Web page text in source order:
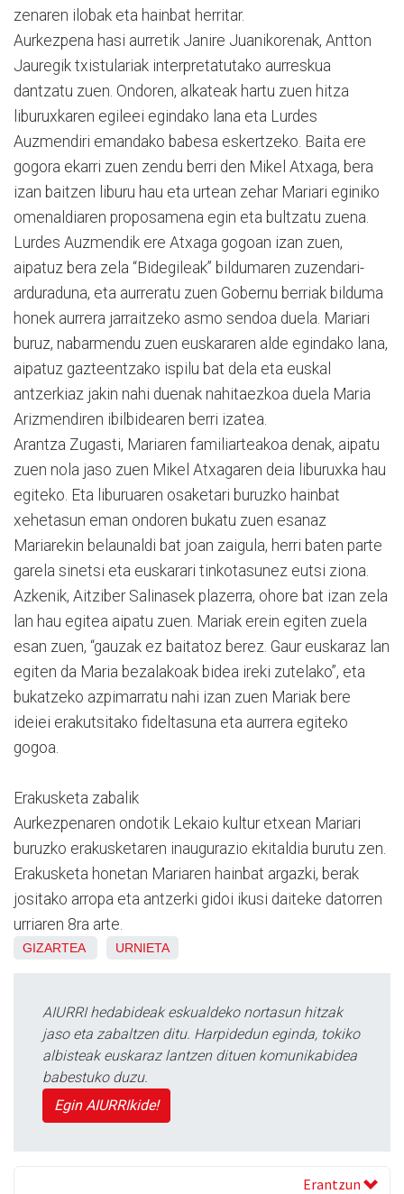
zenaren ilobak eta hainbat herritar.
Aurkezpena hasi aurretik Janire Juanikorenak, Antton
Jauregik txistulariak interpretatutako aurreskua
dantzatu zuen. Ondoren, alkateak hartu zuen hitza
liburuxkaren egileei egindako lana eta Lurdes
Auzmendiri emandako babesa eskertzeko. Baita ere
gogora ekarri zuen zendu berri den Mikel Atxaga, bera
izan baitzen liburu hau eta urtean zehar Mariari eginiko
omenaldiaren proposamena egin eta bultzatu zuena.
Lurdes Auzmendik ere Atxaga gogoan izan zuen,
aipatuz bera zela “Bidegileak” bildumaren zuzendari-
arduraduna, eta aurreratu zuen Gobernu berriak bilduma
honek aurrera jarraitzeko asmo sendoa duela. Mariari
buruz, nabarmendu zuen euskararen alde egindako lana,
aipatuz gazteentzako ispilu bat dela eta euskal
antzerkiaz jakin nahi duenak nahitaezkoa duela Maria
Arizmendiren ibilbidearen berri izatea.
Arantza Zugasti, Mariaren familiarteakoa denak, aipatu
zuen nola jaso zuen Mikel Atxagaren deia liburuxka hau
egiteko. Eta liburuaren osaketari buruzko hainbat
xehetasun eman ondoren bukatu zuen esanaz
Mariarekin belaunaldi bat joan zaigula, herri baten parte
garela sinetsi eta euskarari tinkotasunez eutsi ziona.
Azkenik, Aitziber Salinasek plazerra, ohore bat izan zela
lan hau egitea aipatu zuen. Mariak erein egiten zuela
esan zuen, “gauzak ez baitatoz berez. Gaur euskaraz lan
egiten da Maria bezalakoak bidea ireki zutelako”, eta
bukatzeko azpimarratu nahi izan zuen Mariak bere
ideiei erakutsitako fideltasuna eta aurrera egiteko
gogoa.
Erakusketa zabalik
Aurkezpenaren ondotik Lekaio kultur etxean Mariari
buruzko erakusketaren inaugurazio ekitaldia burutu zen.
Erakusketa honetan Mariaren hainbat argazki, berak
jositako arropa eta antzerki gidoi ikusi daiteke datorren
urriaren 8ra arte.
GIZARTEA URNIETA
AIURRI hedabideak eskualdeko nortasun hitzak
jaso eta zabaltzen ditu. Harpidedun eginda, tokiko
albisteak euskaraz lantzen dituen komunikabidea
babestuko duzu.
Egin AIURRIkide!
Erantzun